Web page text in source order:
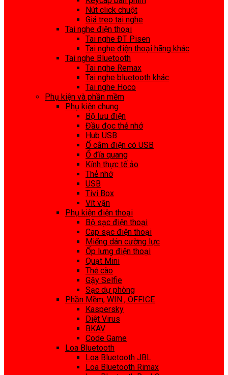
Nút click chuột
Giá treo tai nghe
Tai nghe điện thoại
Tai nghe ĐT Pisen
Tai nghe điện thoại hãng khác
Tai nghe Bluetooth
Tai nghe Remax
Tai nghe bluetooth khác
Tai nghe Hoco
Phụ kiện và phần mềm
Phụ kiện chung
Bộ lưu điện
Đầu đọc thẻ nhớ
Hub USB
Ổ cắm điện có USB
Ổ đĩa quang
Kính thực tế ảo
Thẻ nhớ
USB
Tivi Box
Vít vặn
Phụ kiện điện thoại
Bộ sạc điện thoại
Cap sạc điện thoại
Miếng dán cường lực
Ốp lưng điện thoại
Quạt Mini
Thẻ cào
Gậy Selfie
Sạc dự phòng
Phần Mềm, WIN , OFFICE
Kaspersky
Diệt Virus
BKAV
Code Game
Loa Bluetooth
Loa Bluetooth JBL
Loa Bluetooth Rimax